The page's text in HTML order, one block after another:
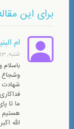
برای این مقاله 1 نظر ثبت شده
ام
شنبه, 13 تیر,1405 :: 19:43
وشجاع
شهادت
ما تا
هستیم
الله